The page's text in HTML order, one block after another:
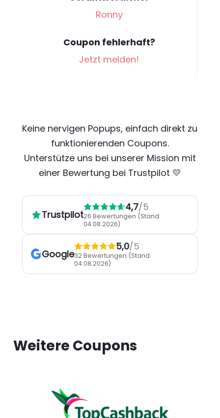
Ronny
Coupon fehlerhaft?
Jetzt melden!
Keine nervigen Popups, einfach direkt zu
funktionierenden Coupons.
Unterstütze uns bei unserer Mission mit
einer Bewertung bei Trustpilot 💛
Trustpilot
4,7/5
26 Bewertungen (Stand:
04.08.2026)
Google
5,0/5
32 Bewertungen (Stand:
04.08.2026)
Weitere Coupons